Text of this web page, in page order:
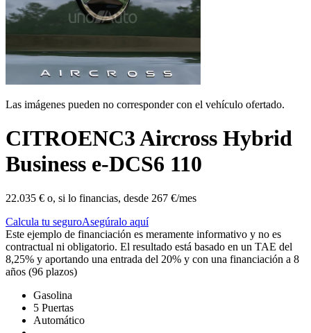
Las imágenes pueden no corresponder con el vehículo ofertado.
CITROENC3 Aircross Hybrid
Business e-DCS6 110
22.035 € o, si lo financias, desde 267 €/mes
Calcula tu seguroAsegúralo aquí
Este ejemplo de financiación es meramente informativo y no es
contractual ni obligatorio. El resultado está basado en un TAE del
8,25% y aportando una entrada del 20% y con una financiación a 8
años (96 plazos)
Gasolina
5 Puertas
Automático